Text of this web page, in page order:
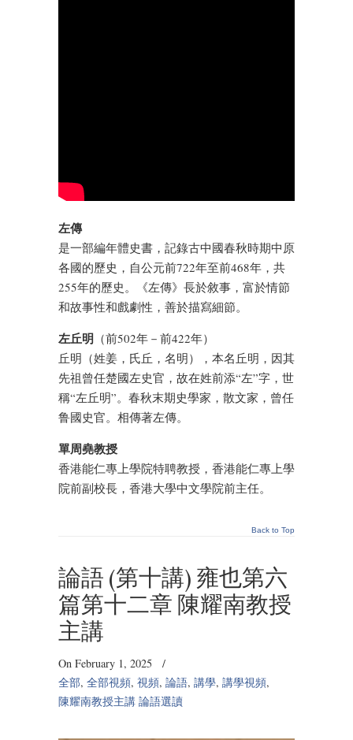
左傳
是一部編年體史書，記錄古中國春秋時期中原
各國的歷史，自公元前722年至前468年，共
255年的歷史。《左傳》長於敘事，富於情節
和故事性和戲劇性，善於描寫細節。
左丘明 （前502年－前422年）
丘明（姓姜，氏丘，名明），本名丘明，因其
先祖曾任楚國左史官，故在姓前添“左”字，世
稱“左丘明”。春秋末期史學家，散文家，曾任
鲁國史官。相傳著左傳。
單周堯教授
香港能仁專上學院特聘教授，香港能仁專上學
院前副校長，香港大學中文學院前主任。
Back to Top
論語 (第十講) 雍也第六
篇第十二章 陳耀南教授
主講
On February 1, 2025
/
全部, 全部視頻, 視頻, 論語, 講學, 講學視頻,
陳耀南教授主講 論語選讀